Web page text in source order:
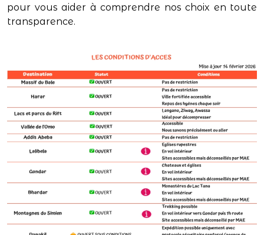
pour vous aider à comprendre nos choix en toute
transparence.